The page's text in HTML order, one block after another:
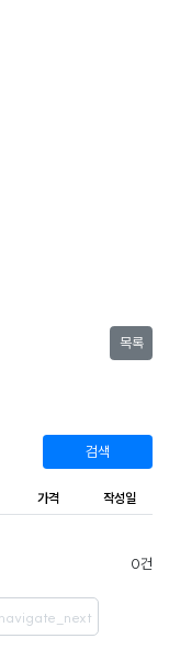
목록
검색
가격 작성일
navigate_next
0